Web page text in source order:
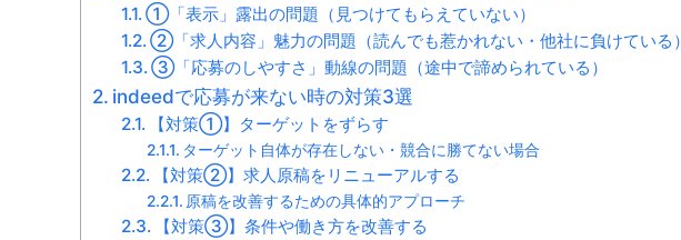
①「表示」露出の問題（見つけてもらえていない）
②「求人内容」魅力の問題（読んでも惹かれない・他社に負けている）
③「応募のしやすさ」動線の問題（途中で諦められている）
indeedで応募が来ない時の対策3選
【対策①】ターゲットをずらす
ターゲット自体が存在しない・競合に勝てない場合
【対策②】求人原稿をリニューアルする
原稿を改善するための具体的アプローチ
【対策③】条件や働き方を改善する